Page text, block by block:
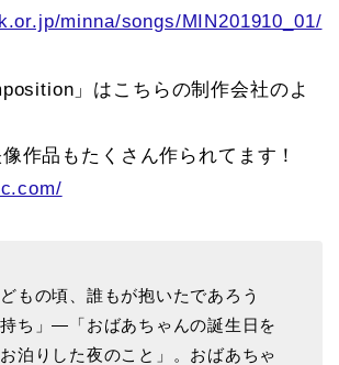
minna/songs/MIN201910_01/
」はこちらの制作会社のよ
作品もたくさん作られてます！
もの頃、誰もが抱いたであろう
持ち」―「おばあちゃんの誕生日を
泊りした夜のこと」。おばあちゃ